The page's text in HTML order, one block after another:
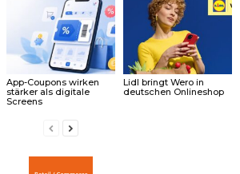
App-Coupons wirken
stärker als digitale
Screens
Lidl bringt Wero in
deutschen Onlineshop